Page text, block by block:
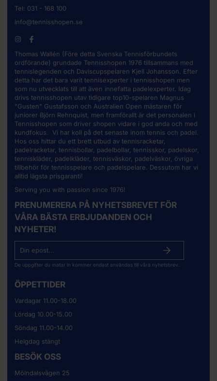
Tel: 031 - 168 100
info@tennisshopen.se
Thomas Wallén (Före detta Svenska Tennisförbundets
ordförande) grundade Tennisshopen 1976 tillsammans med
tennislegenden och Daviscupspelaren Kjell Johansson. Efter
detta har det bara varit tennisexperter i tennisshopen men
som nu utvecklats till att även innefatta padelexperter. Idag
drivs tennisshopen utav tidigare top10-spelaren Magnus
"Gusten" Gustafsson och Australien Open mästaren för
juniorer Björn Rehnquist, men framförallt är det personalen i
Tennisshopen som driver shopen vidare i god anda och med
kundfokus. Vi har koll på det senaste inom tennis och padel.
Hos oss hittar du ett brett utbud av tennisracketar,
padelracketar, tennisbollar, padelbollar, tennisskor, padelskor,
tenniskläder, padelkläder, tennisväskor, padelväskor, övriga
tillbehör för tennisspelare och padelspelare. Dessutom har vi
alltid lägsta prisgaranti!
Serving you with passion since 1976!
PRENUMERERA PÅ NYHETSBREVET FÖR
VÅRA BÄSTA ERBJUDANDEN OCH
NYHETER!
De uppgifter du matar in kommer endast användas till våra nyhetsbrev.
ÖPPETTIDER
Vardagar 11.00-18.00
Lördag 10.00-15.00
Söndag 11.00-14.00
Helgdag stängt
BESÖK OSS
Mölndalsvägen 25